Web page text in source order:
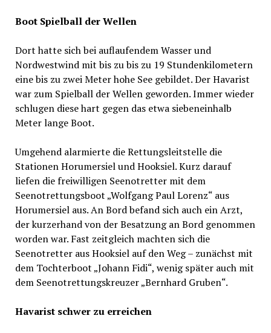
Boot Spielball der Wellen
Dort hatte sich bei auflaufendem Wasser und
Nordwestwind mit bis zu bis zu 19 Stundenkilometern
eine bis zu zwei Meter hohe See gebildet. Der Havarist
war zum Spielball der Wellen geworden. Immer wieder
schlugen diese hart gegen das etwa siebeneinhalb
Meter lange Boot.
Umgehend alarmierte die Rettungsleitstelle die
Stationen Horumersiel und Hooksiel. Kurz darauf
liefen die freiwilligen Seenotretter mit dem
Seenotrettungsboot „Wolfgang Paul Lorenz“ aus
Horumersiel aus. An Bord befand sich auch ein Arzt,
der kurzerhand von der Besatzung an Bord genommen
worden war. Fast zeitgleich machten sich die
Seenotretter aus Hooksiel auf den Weg – zunächst mit
dem Tochterboot „Johann Fidi“, wenig später auch mit
dem Seenotrettungskreuzer „Bernhard Gruben“.
Havarist schwer zu erreichen